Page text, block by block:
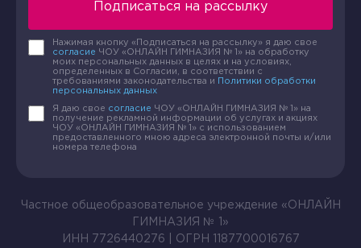
Подписаться на рассылку
Нажимая кнопку «Подписаться на рассылку» я даю свое
согласие ЧОУ «ОНЛАЙН ГИМНАЗИЯ № 1» на обработку
моих персональных данных в целях и на условиях,
определенных в Согласии, в соответствии с
требованиями законодательства и
Политики обработки
персональных данных
Я даю свое согласие ЧОУ «ОНЛАЙН ГИМНАЗИЯ № 1» на
получение рекламной информации об услугах и акциях
ЧОУ «ОНЛАЙН ГИМНАЗИЯ № 1» с использованием
предоставленного мною адреса электронной почты и/или
номера телефона
Частное общеобразовательное учреждение «ОНЛАЙН
ГИМНАЗИЯ № 1»
ИНН 7726440276 | ОГРН 1187700016767